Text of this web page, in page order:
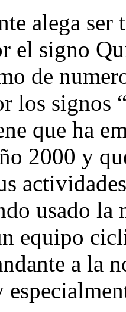
alega ser
el signo
de
los signos
que ha
2000 y
usado
equipo
a la